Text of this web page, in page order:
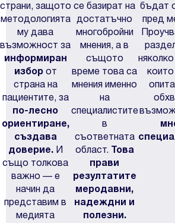
страни, защото
методологията
му дава
възможност за
информиран
изборот
страна на
пациентите, за
по-лесно
ориентиране,
създава
доверие.И
също толкова
важно — е
начин да
представим в
медията
се базират на
достатъчно
многобройни
мнения, а в
същото
време това са
мнения именно
на
специалистите
в
съответната
област.
Това
прави
резултатите
меродавни,
надеждни и
полезни.
бъдат
пред